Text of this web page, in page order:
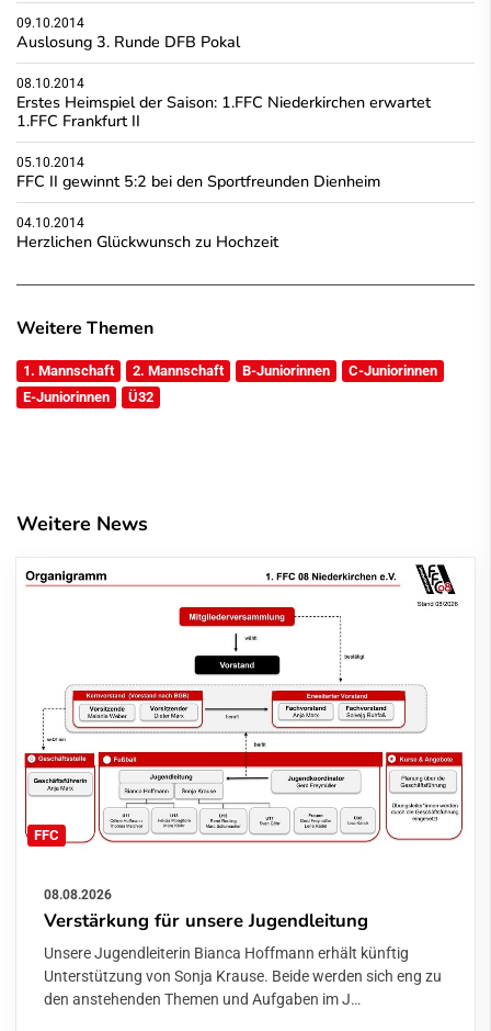
09.10.2014
Auslosung 3. Runde DFB Pokal
08.10.2014
Erstes Heimspiel der Saison: 1.FFC Niederkirchen erwartet
1.FFC Frankfurt II
05.10.2014
FFC II gewinnt 5:2 bei den Sportfreunden Dienheim
04.10.2014
Herzlichen Glückwunsch zu Hochzeit
Weitere Themen
1. Mannschaft 2. Mannschaft B-Juniorinnen
C-Juniorinnen
E-Juniorinnen
Ü32
Weitere News
FFC
08.08.2026
Verstärkung für unsere Jugendleitung
Unsere Jugendleiterin Bianca Hoffmann erhält künftig
Unterstützung von Sonja Krause. Beide werden sich eng zu
den anstehenden Themen und Aufgaben im J…